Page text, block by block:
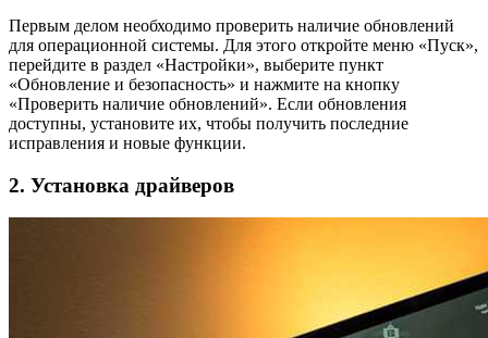
Первым делом необходимо проверить наличие обновлений
для операционной системы. Для этого откройте меню «Пуск»,
перейдите в раздел «Настройки», выберите пункт
«Обновление и безопасность» и нажмите на кнопку
«Проверить наличие обновлений». Если обновления
доступны, установите их, чтобы получить последние
исправления и новые функции.
2. Установка драйверов